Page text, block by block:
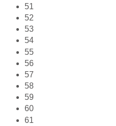
51
52
53
54
55
56
57
58
59
60
61